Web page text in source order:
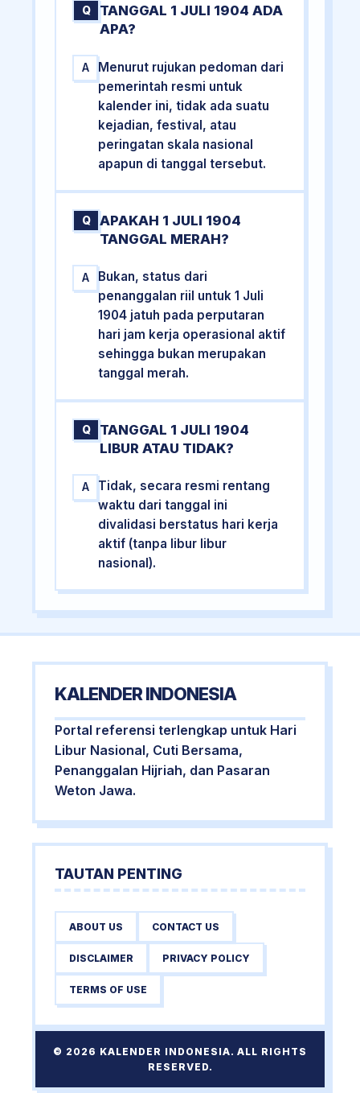
Q
TANGGAL 1 JULI 1904 ADA
APA?
A
Menurut rujukan pedoman dari
pemerintah resmi untuk
kalender ini, tidak ada suatu
kejadian, festival, atau
peringatan skala nasional
apapun di tanggal tersebut.
Q
APAKAH 1 JULI 1904
TANGGAL MERAH?
A
Bukan, status dari
penanggalan riil untuk 1 Juli
1904 jatuh pada perputaran
hari jam kerja operasional aktif
sehingga bukan merupakan
tanggal merah.
Q
TANGGAL 1 JULI 1904
LIBUR ATAU TIDAK?
A
Tidak, secara resmi rentang
waktu dari tanggal ini
divalidasi berstatus hari kerja
aktif (tanpa libur libur
nasional).
KALENDER INDONESIA
Portal referensi terlengkap untuk Hari
Libur Nasional, Cuti Bersama,
Penanggalan Hijriah, dan Pasaran
Weton Jawa.
TAUTAN PENTING
ABOUT US CONTACT US
DISCLAIMER PRIVACY POLICY
TERMS OF USE
© 2026 KALENDER INDONESIA. ALL RIGHTS
RESERVED.